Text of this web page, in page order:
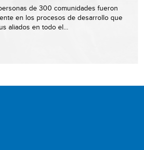
de 300 comunidades fueron
en los procesos de desarrollo que
aliados en todo el…